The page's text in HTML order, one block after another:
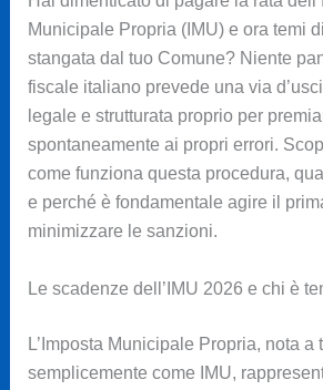
Municipale Propria (IMU) e ora temi
stangata dal tuo Comune? Niente
fiscale italiano prevede una via
legale e strutturata proprio per
spontaneamente ai propri errori.
come funziona questa procedura,
e perché è fondamentale agire il
minimizzare le sanzioni.
Le scadenze dell’IMU 2026 e chi è
L’Imposta Municipale Propria, nota a
semplicemente come IMU,